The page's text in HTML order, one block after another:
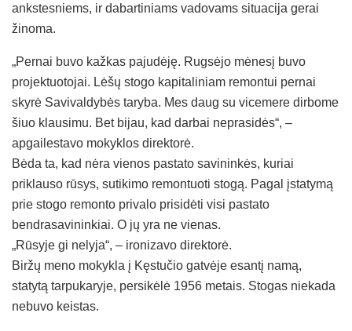
ankstesniems, ir dabartiniams vadovams situacija gerai
žinoma.
„Pernai buvo kažkas pajudėję. Rugsėjo mėnesį buvo
projektuotojai. Lėšų stogo kapitaliniam remontui pernai
skyrė Savivaldybės taryba. Mes daug su vicemere dirbome
šiuo klausimu. Bet bijau, kad darbai neprasidės“, –
apgailestavo mokyklos direktorė.
Bėda ta, kad nėra vienos pastato savininkės, kuriai
priklauso rūsys, sutikimo remontuoti stogą. Pagal įstatymą
prie stogo remonto privalo prisidėti visi pastato
bendrasavininkiai. O jų yra ne vienas.
„Rūsyje gi nelyja“, – ironizavo direktorė.
Biržų meno mokykla į Kęstučio gatvėje esantį namą,
statytą tarpukaryje, persikėlė 1956 metais. Stogas niekada
nebuvo keistas.